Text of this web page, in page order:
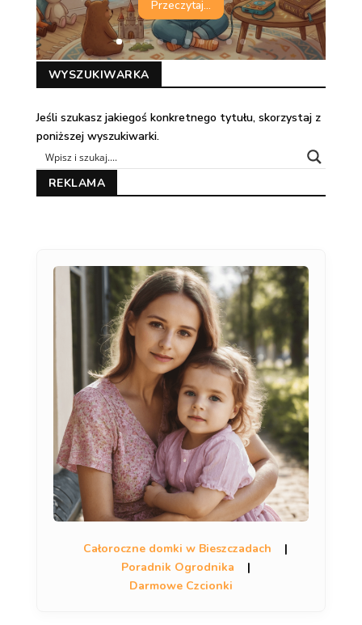
Przeczytaj...
WYSZUKIWARKA
Jeśli szukasz jakiegoś konkretnego tytułu, skorzystaj z
poniższej wyszukiwarki.
REKLAMA
Całoroczne domki w Bieszczadach
|
Poradnik Ogrodnika
|
Darmowe Czcionki